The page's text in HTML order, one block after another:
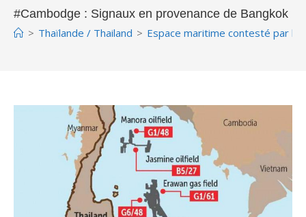
#Cambodge : Signaux en provenance de Bangkok
> Thaïlande / Thailand > Espace maritime contesté par la